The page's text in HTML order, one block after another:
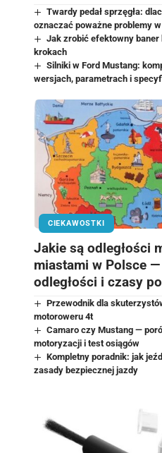
Twardy pedał sprzęgła:
oznaczać poważne problemy
Jak zrobić efektowny
krokach
Silniki w Ford Mustang:
wersjach, parametrach i
CIEKAWOSTKI
Jakie są odległości
miastami w Polsce
odległości i czasy
Przewodnik dla
motoroweru 4t
Camaro czy Mustang —
motoryzacji i test osiągów
Kompletny poradnik: jak
zasady bezpiecznej jazdy